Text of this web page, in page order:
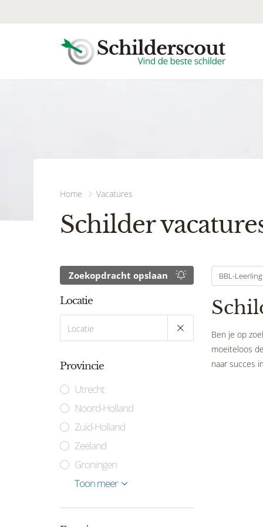
Home Vacatures
Schilder
Zoekopdracht opslaan
Locatie
Provincie
Utrecht
Noord-Holland
Zuid-Holland
Zeeland
Groningen
Limburg
Gelderland
Flevoland
Noord-Brabant
Drenthe
Friesland
Overijssel
Toon meer
BBL-
Ben je op
moeiteloos
naar succes